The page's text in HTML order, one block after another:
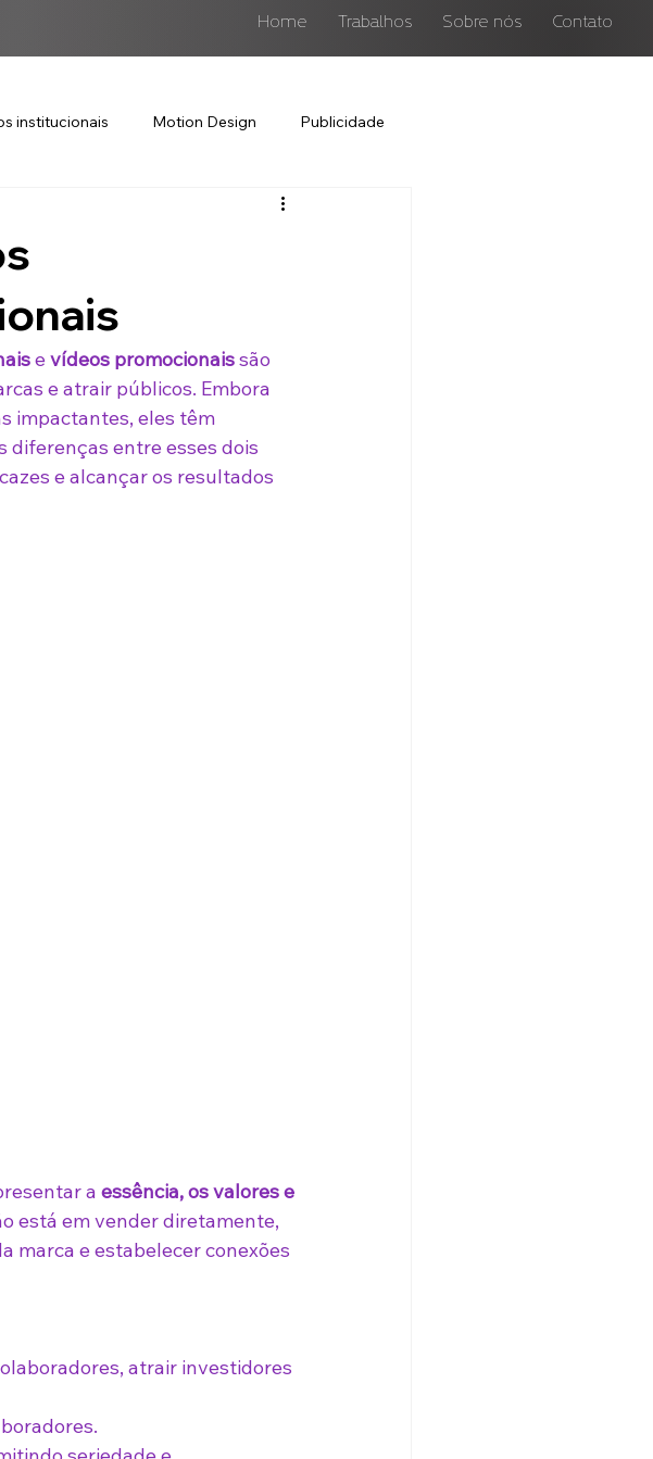
Home Trabalhos Sobre nós Contato
institucionais Motion Design Publicidade
e vídeos promocionais são
e atrair públicos. Embora
impactantes, eles têm
diferenças entre esses dois
e alcançar os resultados
a essência, os valores e
está em vender diretamente,
marca e estabelecer conexões
atrair investidores